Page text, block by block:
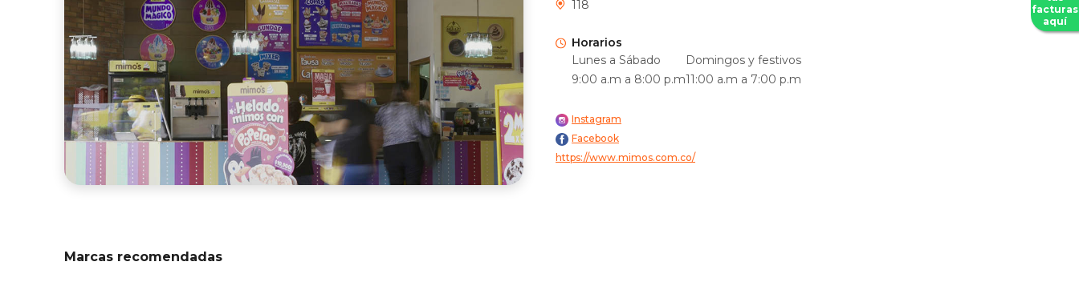
118
Horarios
Lunes a Sábado
9:00 a.m a 8:00 p.m
Domingos y festivos
11:00 a.m a 7:00 p.m
Instagram
Facebook
https://www.mimos.com.co/
Marcas recomendadas
facturas
aquí